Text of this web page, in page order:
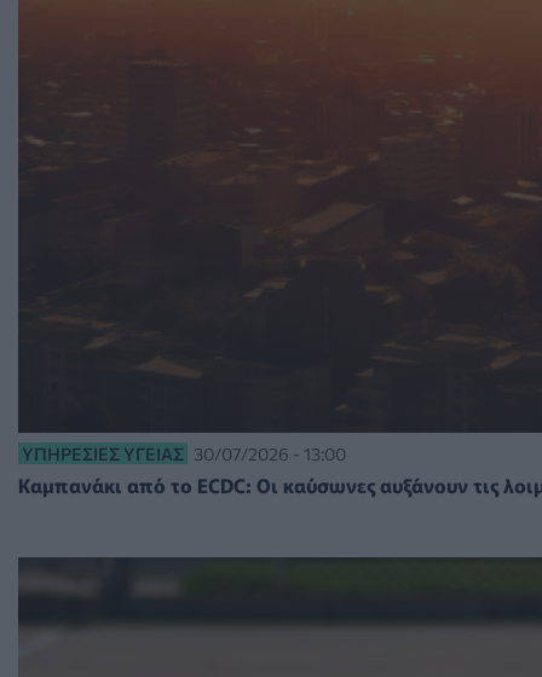
ΥΠΗΡΕΣΊΕΣ ΥΓΕΊΑΣ 30/07/2026 - 13:00
Καμπανάκι από το ECDC: Οι καύσωνες αυξάνουν τις